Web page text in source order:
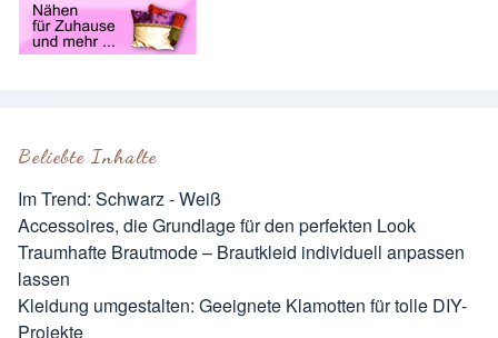
Beliebte Inhalte
Im Trend: Schwarz - Weiß
Accessoires, die Grundlage für den perfekten Look
Traumhafte Brautmode – Brautkleid individuell anpassen
lassen
Kleidung umgestalten: Geeignete Klamotten für tolle DIY-
Projekte